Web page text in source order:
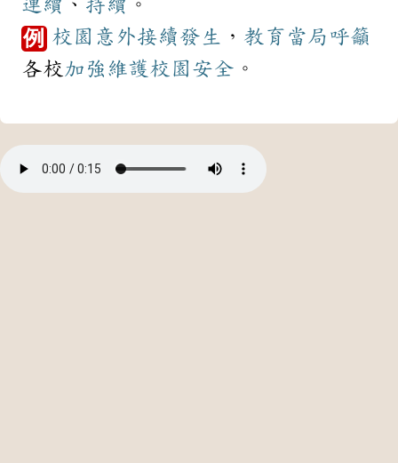
連續 、 持續 。
例 校園 意外接續發生 ， 教育 當局 呼籲
各校 加強 維護校園安全 。